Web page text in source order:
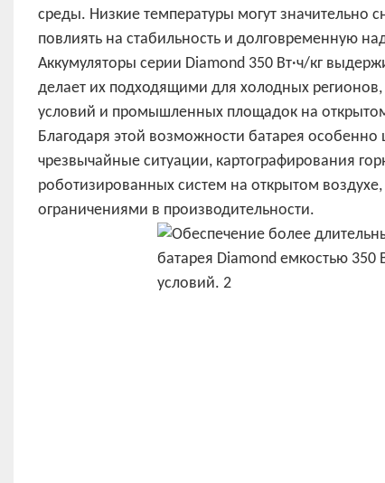
среды. Низкие температуры могут значительно
повлиять на стабильность и долговременную
Аккумуляторы серии Diamond 350 Вт·ч/кг
делает их подходящими для холодных
условий и промышленных площадок на
Благодаря этой возможности батарея
чрезвычайные ситуации, картографирования
роботизированных систем на открытом
ограничениями в производительности.